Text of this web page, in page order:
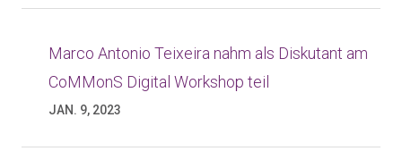
Marco Antonio Teixeira nahm als Diskutant am
CoMMonS Digital Workshop teil
JAN. 9, 2023